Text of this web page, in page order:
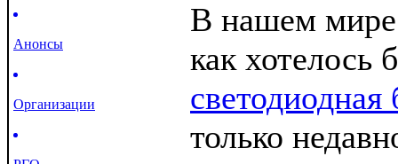
Анонсы
Организации
В нашем мире
как хотелось
светодиодная
только